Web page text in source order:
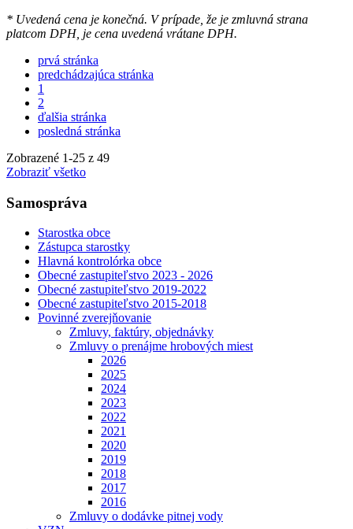
* Uvedená cena je konečná. V prípade, že je zmluvná strana
platcom DPH, je cena uvedená vrátane DPH.
prvá stránka
predchádzajúca stránka
1
2
ďalšia stránka
posledná stránka
Zobrazené 1-25 z 49
Zobraziť všetko
Samospráva
Starostka obce
Zástupca starostky
Hlavná kontrolórka obce
Obecné zastupiteľstvo 2023 - 2026
Obecné zastupiteľstvo 2019-2022
Obecné zastupiteľstvo 2015-2018
Povinné zverejňovanie
Zmluvy, faktúry, objednávky
Zmluvy o prenájme hrobových miest
2026
2025
2024
2023
2022
2021
2020
2019
2018
2017
2016
Zmluvy o dodávke pitnej vody